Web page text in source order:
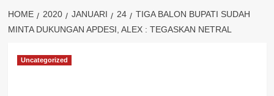
HOME 2020 JANUARI 24
TIGA BALON BUPATI SUDAH
MINTA DUKUNGAN APDESI, ALEX : TEGASKAN NETRAL
Uncategorized